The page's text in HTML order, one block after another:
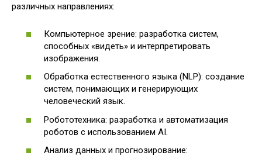
различных направлениях:
Компьютерное зрение: разработка систем,
способных «видеть» и интерпретировать
изображения.
Обработка естественного языка (NLP): создание
систем, понимающих и генерирующих
человеческий язык.
Робототехника: разработка и автоматизация
роботов с использованием AI.
Анализ данных и прогнозирование: